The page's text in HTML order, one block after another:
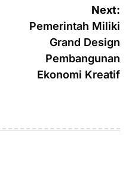
Next:
Pemerintah Miliki
Grand Design
Pembangunan
Ekonomi Kreatif